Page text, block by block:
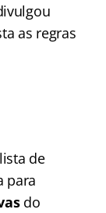
as regras
de
para
do